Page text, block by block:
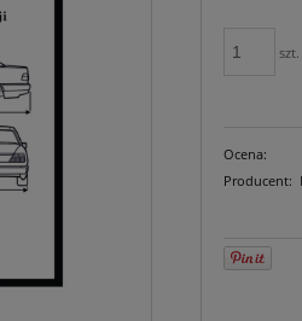
szt.
Ocena:
Producent: